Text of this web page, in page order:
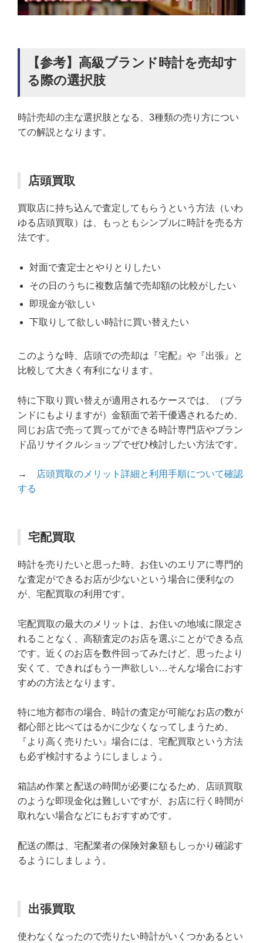
【参考】高級ブランド時計を売却す
る際の選択肢
時計売却の主な選択肢となる、3種類の売り方につい
ての解説となります。
店頭買取
買取店に持ち込んで査定してもらうという方法（いわ
ゆる店頭買取）は、もっともシンプルに時計を売る方
法です。
対面で査定士とやりとりしたい
その日のうちに複数店舗で売却額の比較がしたい
即現金が欲しい
下取りして欲しい時計に買い替えたい
このような時、店頭での売却は『宅配』や『出張』と
比較して大きく有利になります。
特に下取り買い替えが適用されるケースでは、（ブラ
ンドにもよりますが）金額面で若干優遇されるため、
同じお店で売って買ってができる時計専門店やブラン
ド品リサイクルショップでぜひ検討したい方法です。
→
店頭買取のメリット詳細と利用手順について確認
する
宅配買取
時計を売りたいと思った時、お住いのエリアに専門的
な査定ができるお店が少ないという場合に便利なの
が、宅配買取の利用です。
宅配買取の最大のメリットは、お住いの地域に限定さ
れることなく、高額査定のお店を選ぶことができる点
です。近くのお店を数件回ってみたけど、思ったより
安くて、できればもう一声欲しい…そんな場合におす
すめの方法となります。
特に地方都市の場合、時計の査定が可能なお店の数が
都心部と比べてはるかに少なくなってしまうため、
『より高く売りたい』場合には、宅配買取という方法
も必ず検討するようにしましょう。
箱詰め作業と配送の時間が必要になるため、店頭買取
のような即現金化は難しいですが、お店に行く時間が
取れない場合などにもおすすめです。
配送の際は、宅配業者の保険対象額もしっかり確認す
るようにしましょう。
出張買取
使わなくなったので売りたい時計がいくつかあるとい